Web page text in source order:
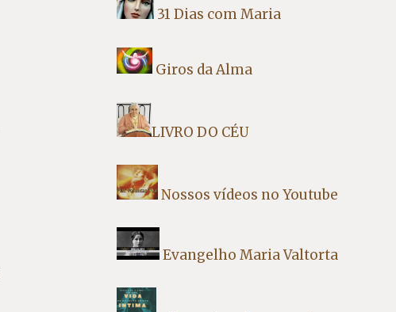
31 Dias com Maria
Giros da Alma
LIVRO DO CÉU
Nossos vídeos no Youtube
Evangelho Maria Valtorta